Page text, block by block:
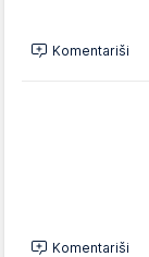
Komentariši
Komentariši